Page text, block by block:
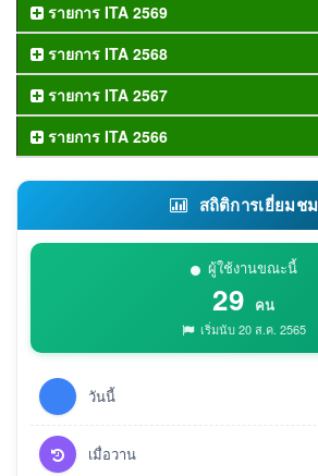
รายการ ITA 2569
รายการ ITA 2568
รายการ ITA 2567
รายการ ITA 2566
สถิติการเยี่ยมชม
ผู้ใช้งานขณะนี้
29 คน
เริ่มนับ 20 ส.ค. 2565
วันนี้
เมื่อวาน